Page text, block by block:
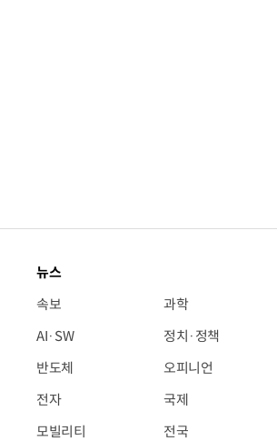
뉴스
속보
AI·SW
반도체
전자
모빌리티
과학
정치·정책
오피니언
국제
전국